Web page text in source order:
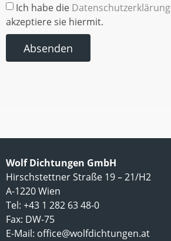
Ich habe die Datenschutzerklärung
akzeptiere sie hiermit.
Absenden
Wolf Dichtungen GmbH
Hirschstettner Straße 19 – 21/H2
A-1220 Wien
Tel: +43 1 282 63 48-0
Fax: DW-75
E-Mail: office@wolfdichtungen.at